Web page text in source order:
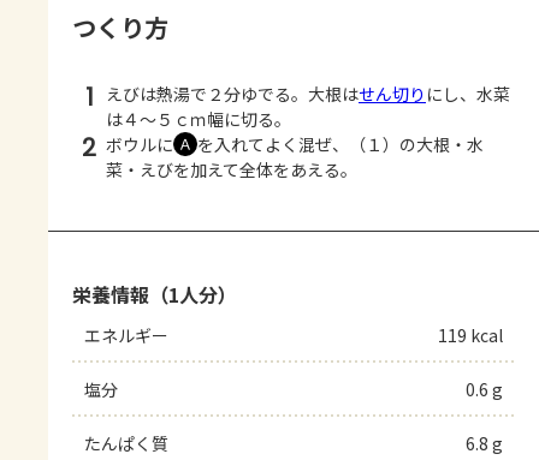
つくり方
1 えびは熱湯で２分ゆでる。大根はせん切り にし、水菜
は４～５ｃｍ幅に切る。
2 ボウルに Ａ を入れてよく混ぜ、（１）の大根・水
菜・えびを加えて全体をあえる。
栄養情報（1人分）
エネルギー 119 kcal
塩分 0.6 g
たんぱく質 6.8 g